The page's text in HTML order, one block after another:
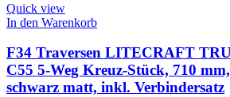
Quick view
In den Warenkorb
F34 Traversen LITECRAFT
C55 5-Weg Kreuz-Stück, 710
schwarz matt, inkl. Verbindersatz